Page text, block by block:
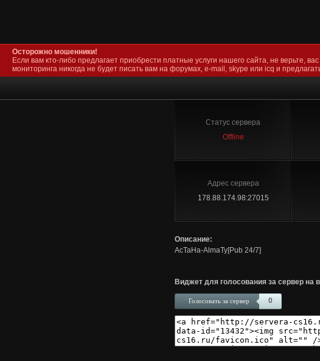
Осторожно мошенники!
Если вам кто-либо предлагает приобрести платные услуги нашего сайта, не
мониторинга никогда не будет писать вам на форумах, e-mail, skype или icq и
Статус сервера
Offline
Адрес сервера
178.88.174.98:27015
Описание:
AcTaHa-AlmaTy[Pub 24/7]
Виджет для голосования за сервер на
0
Голосовать за сервер